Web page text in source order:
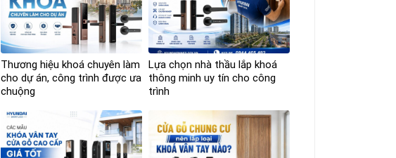
Thương hiệu khoá chuyên làm
cho dự án, công trình được ưa
chuộng
Lựa chọn nhà thầu lắp khoá
thông minh uy tín cho công
trình